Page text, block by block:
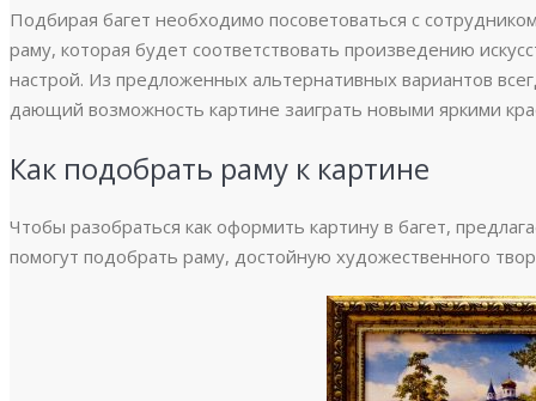
Подбирая багет необходимо посоветоваться с
раму, которая будет соответствовать произведению
настрой. Из предложенных альтернативных вариантов
дающий возможность картине заиграть новыми яркими
Как подобрать раму к картине
Чтобы разобраться как оформить картину в багет,
помогут подобрать раму, достойную художественного